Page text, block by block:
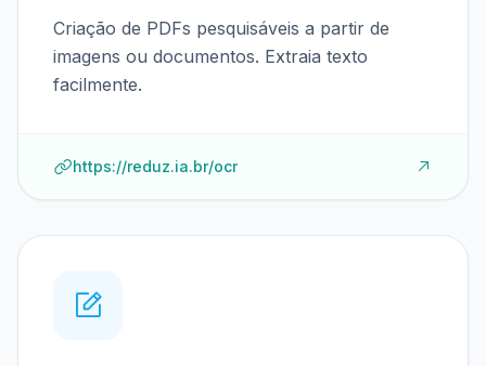
Criação de PDFs pesquisáveis a partir de
imagens ou documentos. Extraia texto
facilmente.
https://reduz.ia.br/ocr